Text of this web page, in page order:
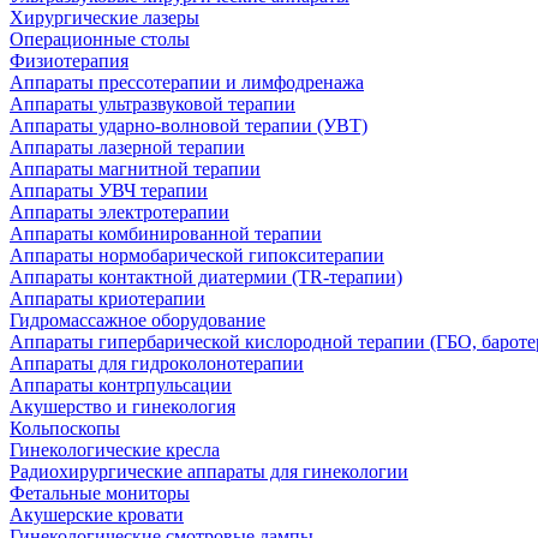
Хирургические лазеры
Операционные столы
Физиотерапия
Аппараты прессотерапии и лимфодренажа
Аппараты ультразвуковой терапии
Аппараты ударно-волновой терапии (УВТ)
Аппараты лазерной терапии
Аппараты магнитной терапии
Аппараты УВЧ терапии
Аппараты электротерапии
Аппараты комбинированной терапии
Аппараты нормобарической гипокситерапии
Аппараты контактной диатермии (TR-терапии)
Аппараты криотерапии
Гидромассажное оборудование
Аппараты гипербарической кислородной терапии (ГБО,
Аппараты для гидроколонотерапии
Аппараты контрпульсации
Акушерство и гинекология
Кольпоскопы
Гинекологические кресла
Радиохирургические аппараты для гинекологии
Фетальные мониторы
Акушерские кровати